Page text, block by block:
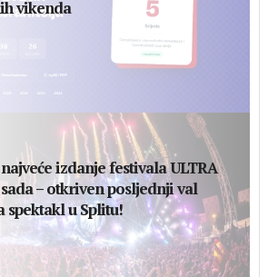
vikenda
izdanje festivala ULTRA
– otkriven posljednji val
spektakl u Splitu!